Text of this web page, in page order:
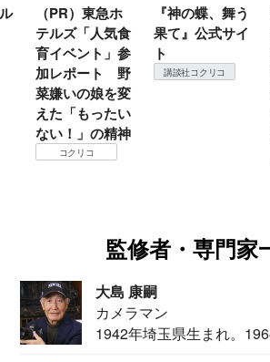
（PR）東急ホ
テルズ「人気食
育イベント」参
加レポート 野
菜嫌いの娘を変
えた「もったい
ない！」の精神
コクリコ
『神の蝶、舞う
果て』公式サイ
講談社コクリコ
監修者・専門家
大島 康嗣
カメラマン
1942年埼玉県生まれ。